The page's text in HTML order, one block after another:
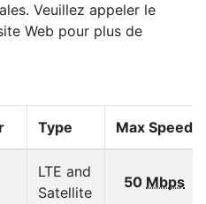
Veuillez appeler le
Web pour plus de
Type Max Speed
LTE and
Satellite
50 Mbps